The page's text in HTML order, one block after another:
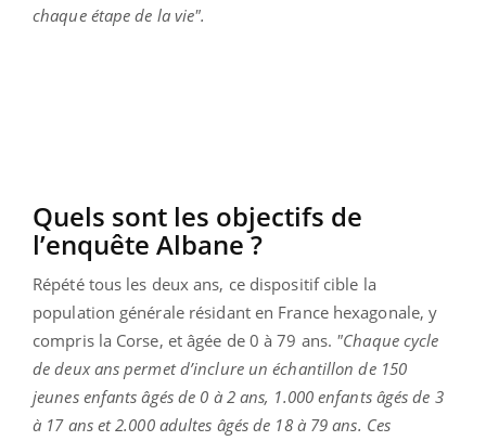
chaque étape de la vie".
Quels sont les objectifs de
l’enquête Albane ?
Répété tous les deux ans, ce dispositif cible la
population générale résidant en France hexagonale, y
compris la Corse, et âgée de 0 à 79 ans. "Chaque cycle
de deux ans permet d’inclure un échantillon de 150
jeunes enfants âgés de 0 à 2 ans, 1.000 enfants âgés de 3
à 17 ans et 2.000 adultes âgés de 18 à 79 ans. Ces